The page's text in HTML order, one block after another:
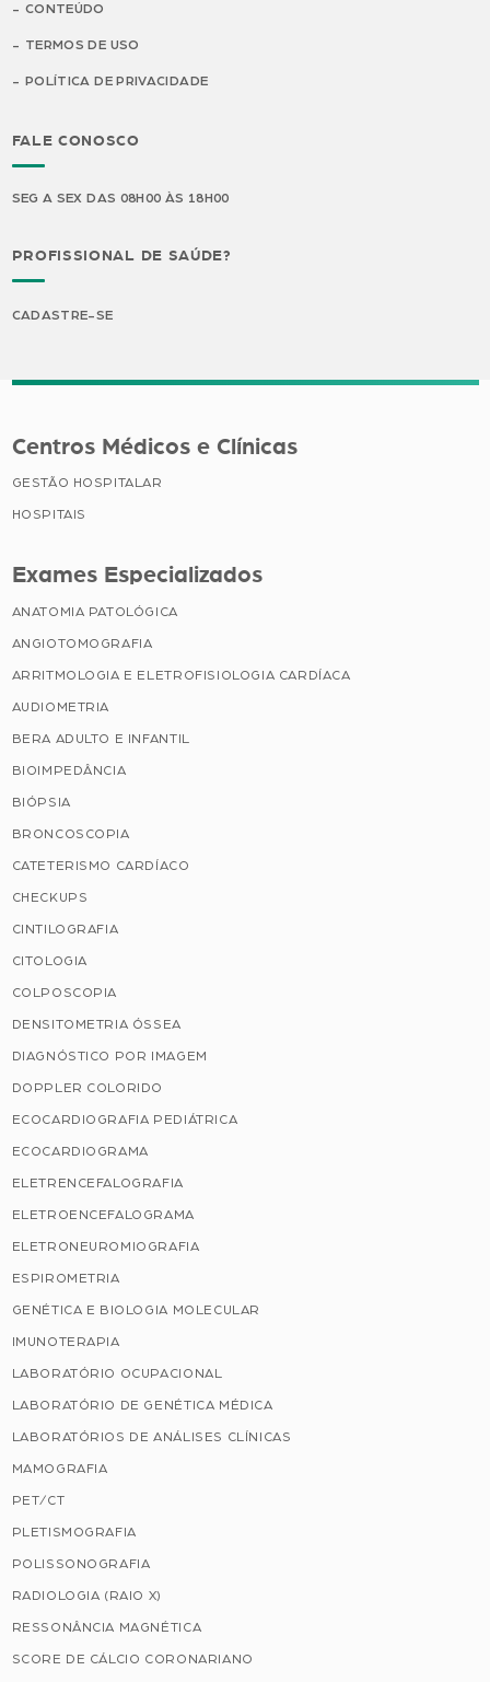
CONTEÚDO
TERMOS DE USO
POLÍTICA DE PRIVACIDADE
FALE CONOSCO
SEG A SEX DAS 08H00 ÀS 18H00
PROFISSIONAL DE SAÚDE?
CADASTRE-SE
Centros Médicos e Clínicas
GESTÃO HOSPITALAR
HOSPITAIS
Exames Especializados
ANATOMIA PATOLÓGICA
ANGIOTOMOGRAFIA
ARRITMOLOGIA E ELETROFISIOLOGIA CARDÍACA
AUDIOMETRIA
BERA ADULTO E INFANTIL
BIOIMPEDÂNCIA
BIÓPSIA
BRONCOSCOPIA
CATETERISMO CARDÍACO
CHECKUPS
CINTILOGRAFIA
CITOLOGIA
COLPOSCOPIA
DENSITOMETRIA ÓSSEA
DIAGNÓSTICO POR IMAGEM
DOPPLER COLORIDO
ECOCARDIOGRAFIA PEDIÁTRICA
ECOCARDIOGRAMA
ELETRENCEFALOGRAFIA
ELETROENCEFALOGRAMA
ELETRONEUROMIOGRAFIA
ESPIROMETRIA
GENÉTICA E BIOLOGIA MOLECULAR
IMUNOTERAPIA
LABORATÓRIO OCUPACIONAL
LABORATÓRIO DE GENÉTICA MÉDICA
LABORATÓRIOS DE ANÁLISES CLÍNICAS
MAMOGRAFIA
PET/CT
PLETISMOGRAFIA
POLISSONOGRAFIA
RADIOLOGIA (RAIO X)
RESSONÂNCIA MAGNÉTICA
SCORE DE CÁLCIO CORONARIANO